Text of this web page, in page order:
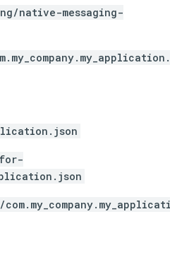
native-messaging-